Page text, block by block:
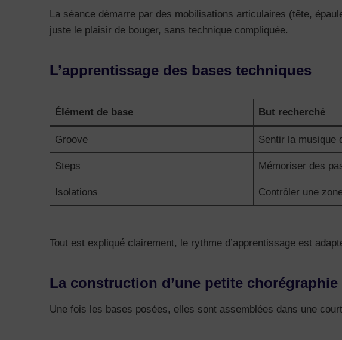
La séance démarre par des mobilisations articulaires (tête,
juste le plaisir de bouger, sans technique compliquée.
L’apprentissage des bases techniques
Élément de base But recherché
Groove Sentir la musique
Steps Mémoriser des
Isolations Contrôler une
Tout est expliqué clairement, le rythme d’apprentissage est
La construction d’une petite chorégraphie
Une fois les bases posées, elles sont assemblées dans une